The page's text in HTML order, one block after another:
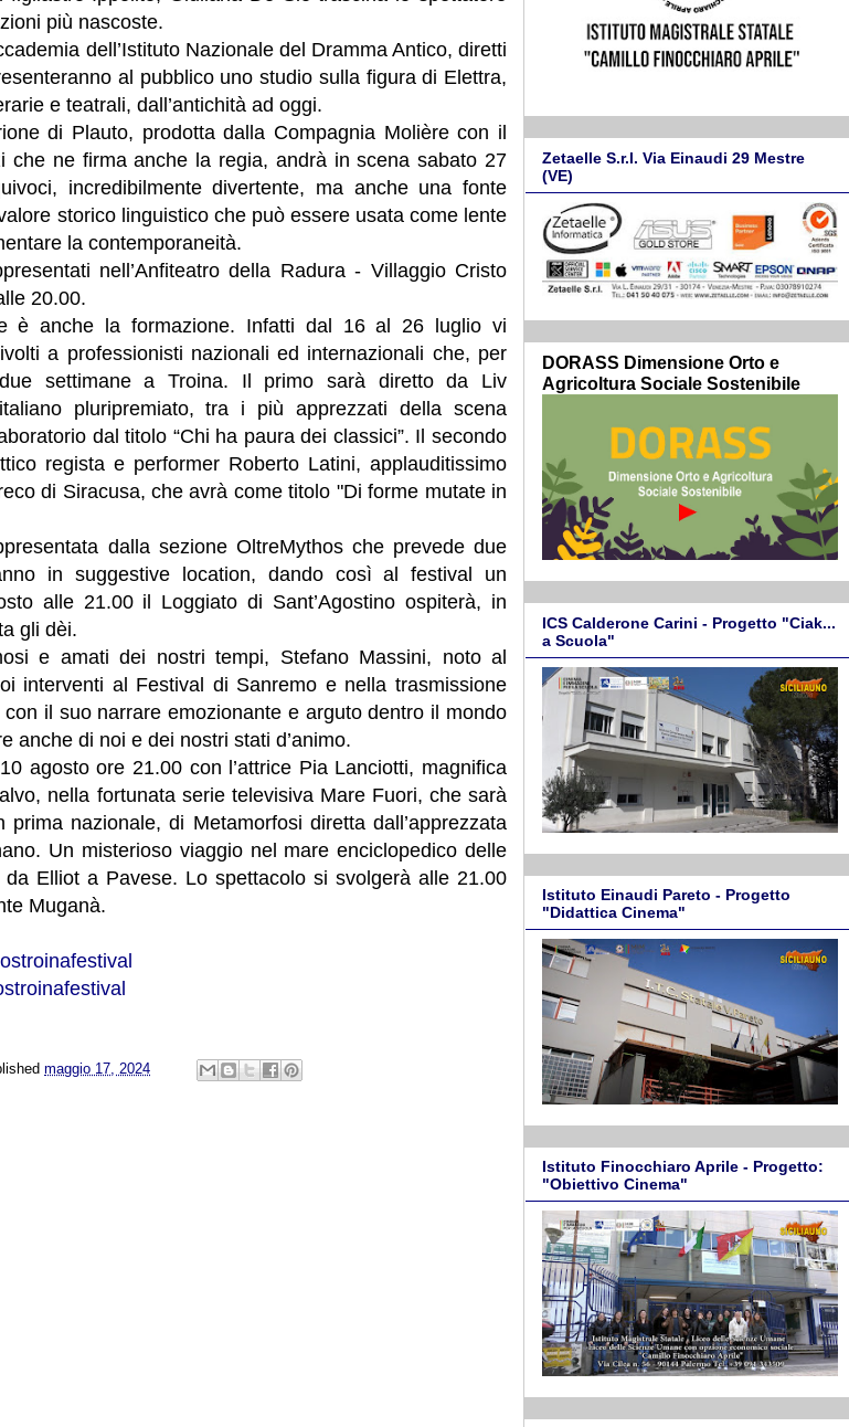
più nascoste.
dell’Istituto Nazionale del Dramma Antico, diretti
al pubblico uno studio sulla figura di Elettra,
e teatrali, dall’antichità ad oggi.
di Plauto, prodotta dalla Compagnia Molière con il
che ne firma anche la regia, andrà in scena sabato 27
incredibilmente divertente, ma anche una fonte
storico linguistico che può essere usata come lente
la contemporaneità.
nell’Anfiteatro della Radura - Villaggio Cristo
20.00.
è anche la formazione. Infatti dal 16 al 26 luglio vi
a professionisti nazionali ed internazionali che, per
settimane a Troina. Il primo sarà diretto da Liv
pluripremiato, tra i più apprezzati della scena
dal titolo “Chi ha paura dei classici”. Il secondo
regista e performer Roberto Latini, applauditissimo
di Siracusa, che avrà come titolo "Di forme mutate in
dalla sezione OltreMythos che prevede due
in suggestive location, dando così al festival un
alle 21.00 il Loggiato di Sant’Agostino ospiterà, in
gli dèi.
e amati dei nostri tempi, Stefano Massini, noto al
interventi al Festival di Sanremo e nella trasmissione
il suo narrare emozionante e arguto dentro il mondo
anche di noi e dei nostri stati d’animo.
agosto ore 21.00 con l’attrice Pia Lanciotti, magnifica
nella fortunata serie televisiva Mare Fuori, che sarà
nazionale, di Metamorfosi diretta dall’apprezzata
Un misterioso viaggio nel mare enciclopedico delle
Elliot a Pavese. Lo spettacolo si svolgerà alle 21.00
Muganà.
maggio 17, 2024
Zetaelle S.r.l. Via Einaudi 29 Mestre
(VE)
DORASS Dimensione Orto e
Agricoltura Sociale Sostenibile
ICS Calderone Carini - Progetto "Ciak...
a Scuola"
Istituto Einaudi Pareto - Progetto
"Didattica Cinema"
Istituto Finocchiaro Aprile - Progetto:
"Obiettivo Cinema"